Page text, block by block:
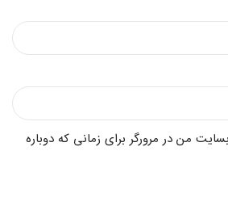
من در مرورگر برای زمانی که دوباره